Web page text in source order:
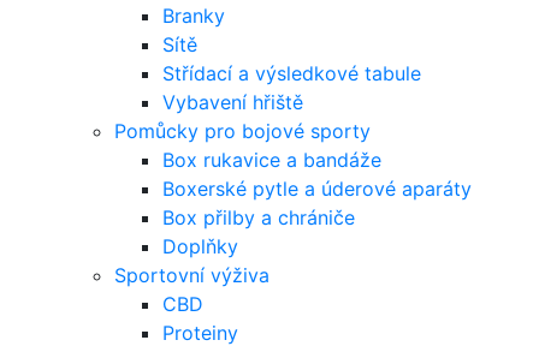
Branky
Sítě
Střídací a výsledkové tabule
Vybavení hřiště
Pomůcky pro bojové sporty
Box rukavice a bandáže
Boxerské pytle a úderové aparáty
Box přilby a chrániče
Doplňky
Sportovní výživa
CBD
Proteiny